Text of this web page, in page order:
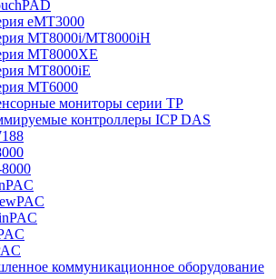
eMT3000
MT8000i/MT8000iH
MT8000XE
MT8000iE
MT6000
мониторы серии TP
контроллеры ICP DAS
коммуникационное оборудование